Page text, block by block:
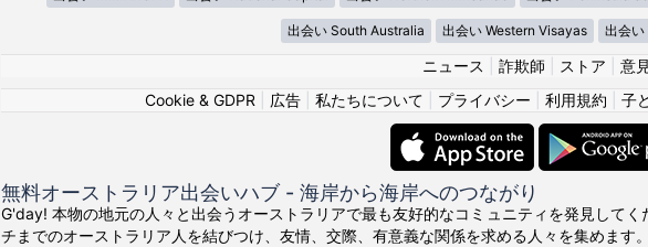
出会い South Australia 出会い Western Visayas 出会
ニュース 詐欺師 ストア
意
Cookie & GDPR
広告| 私たちについて プライバシー 利用規約 子
無料オーストラリア出会いハブ - 海岸から海岸へのつながり
G'day! 本物の地元の人々と出会うオーストラリアで最も友好的なコミュニティを発見して
チまでのオーストラリア人を結びつけ、友情、交際、有意義な関係を求める人々を集めます。